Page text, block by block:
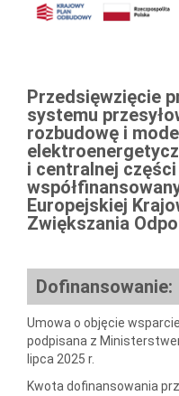
Przedsięwzięcie
systemu
rozbudowę i
i centralnej
Europejskiej
Zwiększania
Dofinansowanie:
Umowa o objęcie
podpisana z
lipca 2025 r.
Kwota dofinansowania